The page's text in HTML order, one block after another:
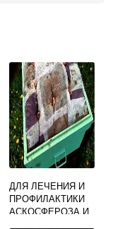
ДЛЯ ЛЕЧЕНИЯ И
ПРОФИЛАКТИКИ
АСКОСФЕРОЗА И